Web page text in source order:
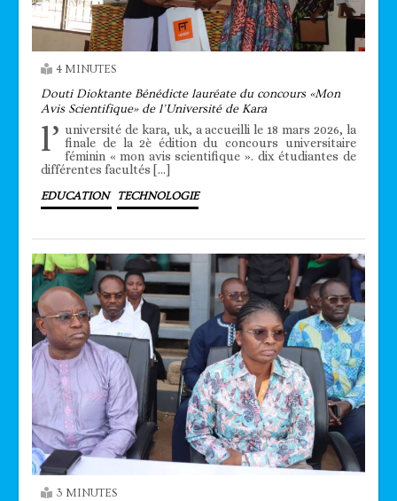
4 MINUTES
Douti Dioktante Bénédicte lauréate du concours «Mon
Avis Scientifique» de l’Université de Kara
l’ université de kara, uk, a accueilli le 18 mars 2026, la
finale de la 2è édition du concours universitaire
féminin « mon avis scientifique ». dix étudiantes de
différentes facultés […]
EDUCATION TECHNOLOGIE
3 MINUTES